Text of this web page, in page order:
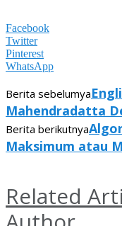
Facebook
Twitter
Pinterest
WhatsApp
Berita sebelumya
Mahendradatta
Berita berikutnya
Maksimum atau
Related